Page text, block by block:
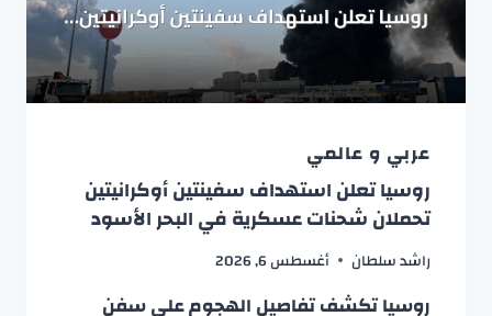
عربي و عالمي
روسيا تعلن استهداف سفينتين أوكرانيتين
تحملان شحنات عسكرية في البحر الأسود
راشد سلطان أغسطس 6, 2026
روسيا تكشف تفاصيل الهجوم على سفن